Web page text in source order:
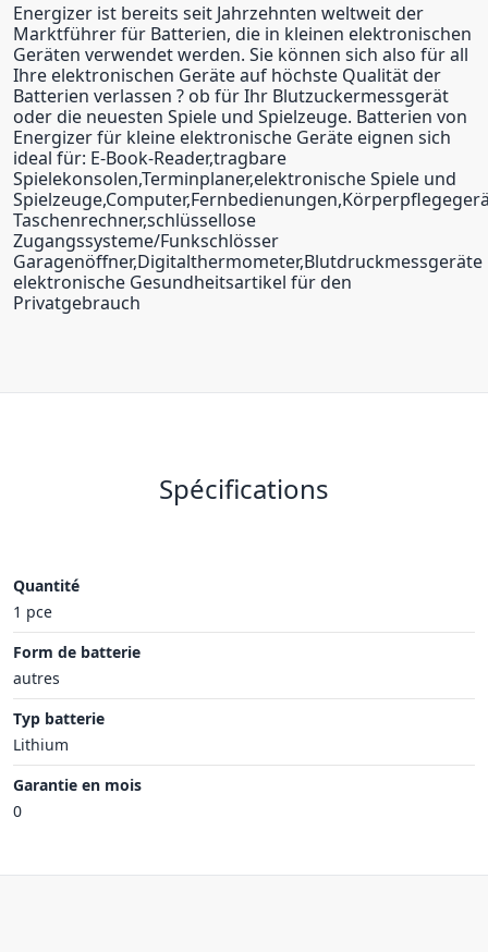
Energizer ist bereits seit Jahrzehnten weltweit der
Marktführer für Batterien, die in kleinen elektronischen
Geräten verwendet werden. Sie können sich also für all
Ihre elektronischen Geräte auf höchste Qualität der
Batterien verlassen ? ob für Ihr Blutzuckermessgerät
oder die neuesten Spiele und Spielzeuge. Batterien von
Energizer für kleine elektronische Geräte eignen sich
ideal für: E-Book-Reader,tragbare
Spielekonsolen,Terminplaner,elektronische Spiele und
Taschenrechner,schlüssellose
Zugangssysteme/Funkschlösser
Garagenöffner,Digitalthermometer,Blutdruckmessgeräte
elektronische Gesundheitsartikel für den
Privatgebrauch
Spécifications
Quantité
1 pce
Form de batterie
autres
Typ batterie
Lithium
Garantie en mois
0